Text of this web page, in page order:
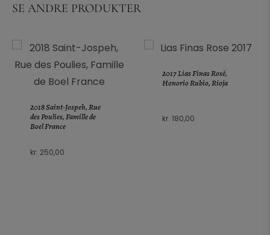
SE ANDRE PRODUKTER
2018 Saint-Jospeh, Rue
des Poulies, Famille de
Boel France
kr. 250,00
2017 Lias Finas Rosé,
Honorio Rubio, Rioja
kr. 180,00